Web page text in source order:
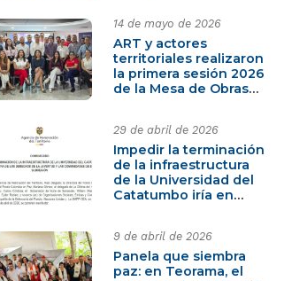
14 de mayo de 2026
ART y actores
territoriales realizaron
la primera sesión 2026
de la Mesa de Obras
29 de abril de 2026
Impedir la terminación
de la infraestructura
de la Universidad del
Catatumbo iría en
juventud y las
comunidades de esta
subregión
9 de abril de 2026
Panela que siembra
paz: en Teorama, el